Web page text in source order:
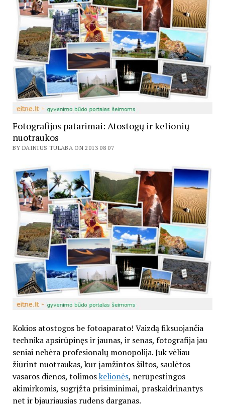
Fotografijos patarimai: Atostogų ir kelionių
nuotraukos
BY DAINIUS TULABA ON 2013 08 07
Kokios atostogos be fotoaparato! Vaizdą fiksuojančia
technika apsirūpinęs ir jaunas, ir senas, fotografija jau
seniai nebėra profesionalų monopolija. Juk vėliau
žiūrint nuotraukas, kur įamžintos šiltos, saulėtos
vasaros dienos, tolimoskelionės, nerūpestingos
akimirkomis, sugrįžta prisiminimai, praskaidrinantys
net ir bjauriausias rudens darganas.